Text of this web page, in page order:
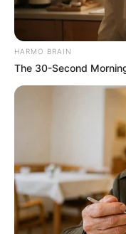
HARMO BRAIN
The 30-Second